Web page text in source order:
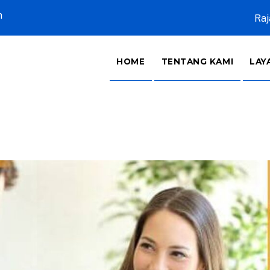
HOME TENTANG KAMI